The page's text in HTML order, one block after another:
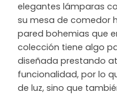
elegantes lámparas
su mesa de comedor
pared bohemias que
colección tiene algo
diseñada prestando
funcionalidad, por lo
de luz, sino que